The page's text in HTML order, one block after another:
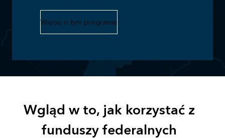
Więcej o tym programie
Wgląd w to, jak korzystać z
funduszy federalnych